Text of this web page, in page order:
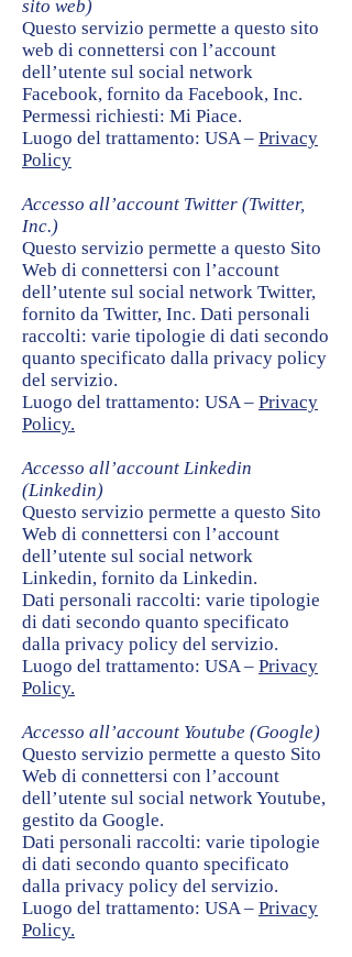
sito web)
Questo servizio permette a questo sito
web di connettersi con l’account
dell’utente sul social network
Facebook, fornito da Facebook, Inc.
Permessi richiesti: Mi Piace.
Luogo del trattamento: USA – Privacy
Policy
Accesso all’account Twitter (Twitter,
Inc.)
Questo servizio permette a questo Sito
Web di connettersi con l’account
dell’utente sul social network Twitter,
fornito da Twitter, Inc. Dati personali
raccolti: varie tipologie di dati secondo
quanto specificato dalla privacy policy
del servizio.
Luogo del trattamento: USA – Privacy
Policy.
Accesso all’account Linkedin
(Linkedin)
Questo servizio permette a questo Sito
Web di connettersi con l’account
dell’utente sul social network
Linkedin, fornito da Linkedin.
Dati personali raccolti: varie tipologie
di dati secondo quanto specificato
dalla privacy policy del servizio.
Luogo del trattamento: USA – Privacy
Policy.
Accesso all’account Youtube (Google)
Questo servizio permette a questo Sito
Web di connettersi con l’account
dell’utente sul social network Youtube,
gestito da Google.
Dati personali raccolti: varie tipologie
di dati secondo quanto specificato
dalla privacy policy del servizio.
Luogo del trattamento: USA – Privacy
Policy.